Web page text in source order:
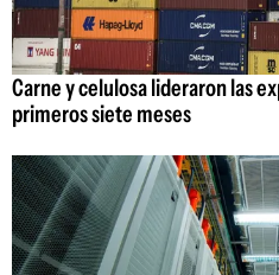
Carne y celulosa lideraron las
primeros siete meses